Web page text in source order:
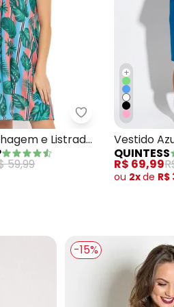
Marinho em Malha de
Moda Pop -
e Listrado
Alças
59,99
+
Vestido
Mangas
QUINTESS
R$ 69,99
ou 2xde
-15%